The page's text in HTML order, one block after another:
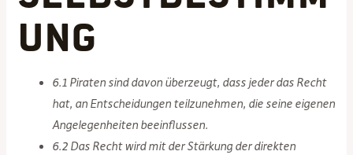
ung
6.1 Piraten sind davon überzeugt, dass jeder das Recht
hat, an Entscheidungen teilzunehmen, die seine eigenen
Angelegenheiten beeinflussen.
6.2 Das Recht wird mit der Stärkung der direkten